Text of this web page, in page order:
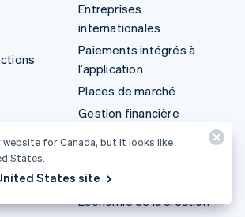
Entreprises
internationales
Paiements intégrés à
l’application
Places de marché
Gestion financière
Entreprises d'IA
Économie de la création
website for Canada, but it looks like
States.
States site